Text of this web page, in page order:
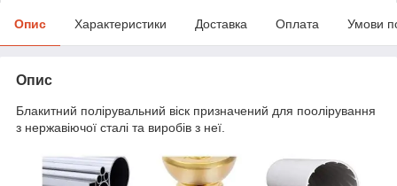
Опис Характеристики Доставка Оплата Умови
Опис
Блакитний полірувальний віск призначений для поолірування
з нержавіючої сталі та виробів з неї.